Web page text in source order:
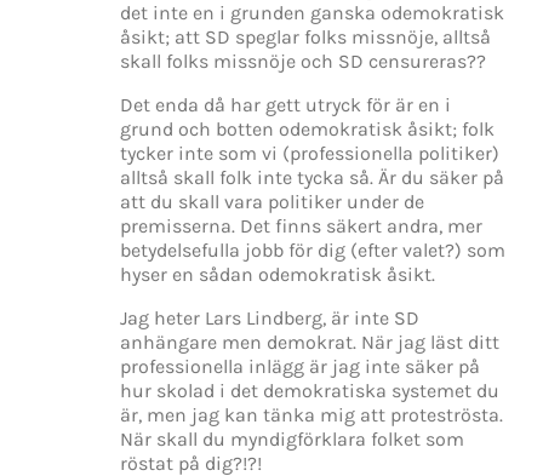
det inte en i grunden ganska odemokratisk
åsikt; att SD speglar folks missnöje, alltså
skall folks missnöje och SD censureras??
Det enda då har gett utryck för är en i
grund och botten odemokratisk åsikt; folk
tycker inte som vi (professionella politiker)
alltså skall folk inte tycka så. Är du säker på
att du skall vara politiker under de
premisserna. Det finns säkert andra, mer
betydelsefulla jobb för dig (efter valet?) som
hyser en sådan odemokratisk åsikt.
Jag heter Lars Lindberg, är inte SD
anhängare men demokrat. När jag läst ditt
professionella inlägg är jag inte säker på
hur skolad i det demokratiska systemet du
är, men jag kan tänka mig att proteströsta.
När skall du myndigförklara folket som
röstat på dig?!?!